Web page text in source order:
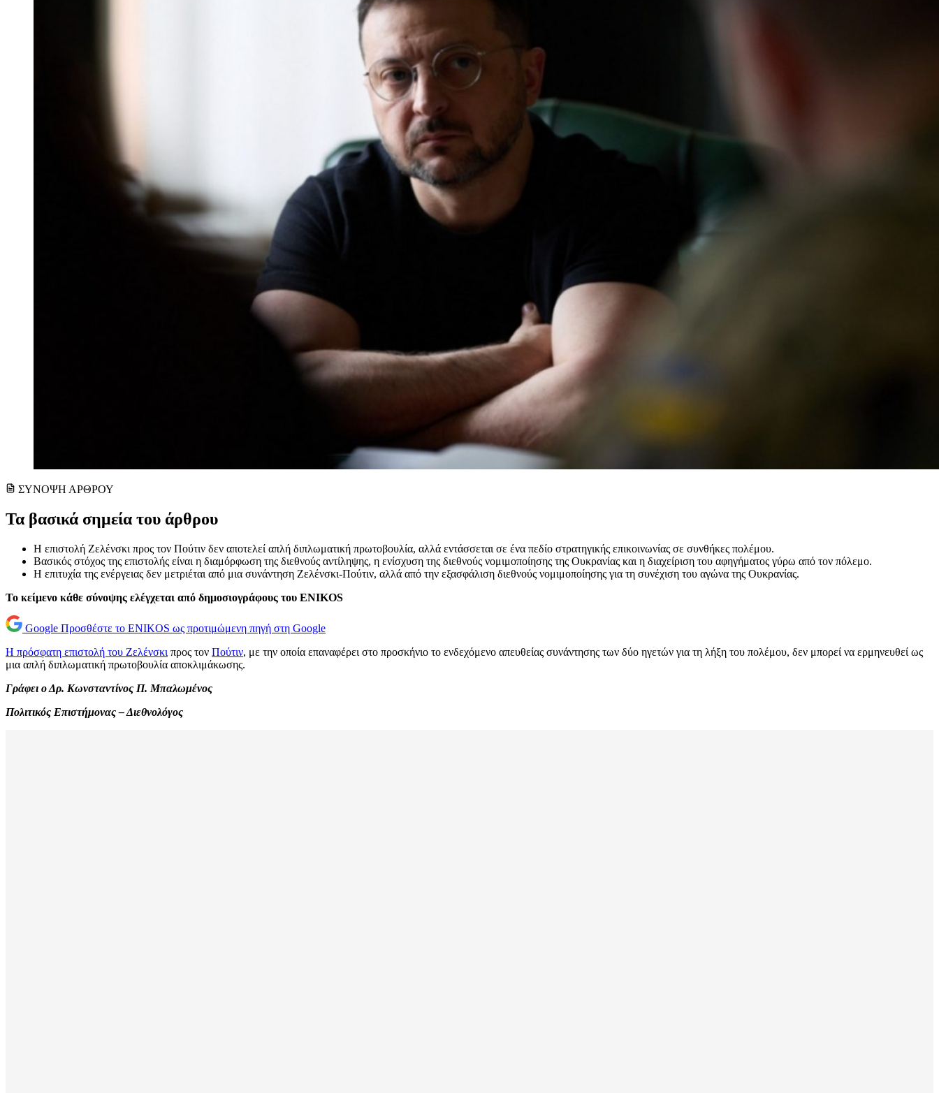
ΣΥΝΟΨΗ ΑΡΘΡΟΥ
Τα βασικά σημεία του άρθρου
Η επιστολή Ζελένσκι προς τον Πούτιν δεν αποτελεί απλή διπλωματική πρωτοβουλία, αλλά εντάσσεται σε ένα πεδίο στρατηγικής επικοινωνίας σε συνθήκες πολέμου.
Βασικός στόχος της επιστολής είναι η διαμόρφωση της διεθνούς αντίληψης, η ενίσχυση της διεθνούς νομιμοποίησης της Ουκρανίας και η διαχείριση του αφηγήματος γύρω από τον πόλεμο.
Η επιτυχία της ενέργειας δεν μετριέται από μια συνάντηση Ζελένσκι-Πούτιν, αλλά από την εξασφάλιση διεθνούς νομιμοποίησης για τη συνέχιση του αγώνα της Ουκρανίας.
Το κείμενο κάθε σύνοψης ελέγχεται από δημοσιογράφους του ENIKOS
Google Προσθέστε το ENIKOS ως προτιμώμενη πηγή στη Google
Η πρόσφατη επιστολή του Ζελένσκι προς τον Πούτιν, με την οποία επαναφέρει στο προσκήνιο το ενδεχόμενο απευθείας συνάντησης των δύο ηγετών για τη λήξη του πολέμου, δεν μπορεί να ερμηνευθεί ως
μια απλή διπλωματική πρωτοβουλία αποκλιμάκωσης.
Γράφει ο Δρ. Κωνσταντίνος Π. Μπαλωμένος
Πολιτικός Επιστήμονας – Διεθνολόγος